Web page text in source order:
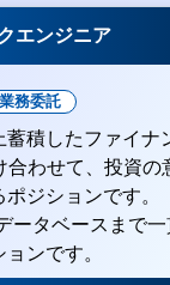
エンジニア
業務委託
蓄積したファイナ
合わせて、投資の
ジションです。
ータベースまで
ンです。